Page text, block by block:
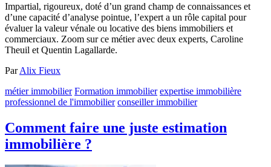
Impartial, rigoureux, doté d’un grand champ de connaissances et
d’une capacité d’analyse pointue, l’expert a un rôle capital pour
évaluer la valeur vénale ou locative des biens immobiliers et
commerciaux. Zoom sur ce métier avec deux experts, Caroline
Theuil et Quentin Lagallarde.
ParAlix Fieux
métier immobilier Formation immobilier expertise immobilière
professionnel de l'immobilier conseiller immobilier
Comment faire une juste estimation
immobilière ?